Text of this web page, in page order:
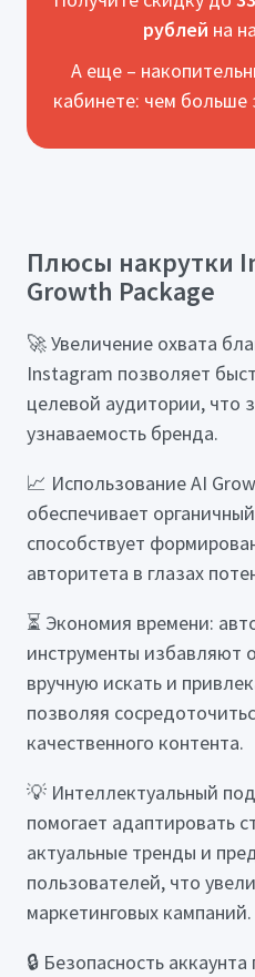
рублей на
А еще –
кабинете: чем больше
Плюсы накрутки
Growth Package
🚀 Увеличение охвата
Instagram позволяет
целевой аудитории, что
узнаваемость бренда.
📈 Использование AI
обеспечивает
способствует
авторитета в глазах
⏳ Экономия времени:
инструменты избавляют
вручную искать и
позволяя
качественного контента.
💡 Интеллектуальный
помогает адаптировать
актуальные тренды и
пользователей, что
маркетинговых кампаний.
🔒 Безопасность аккаунта